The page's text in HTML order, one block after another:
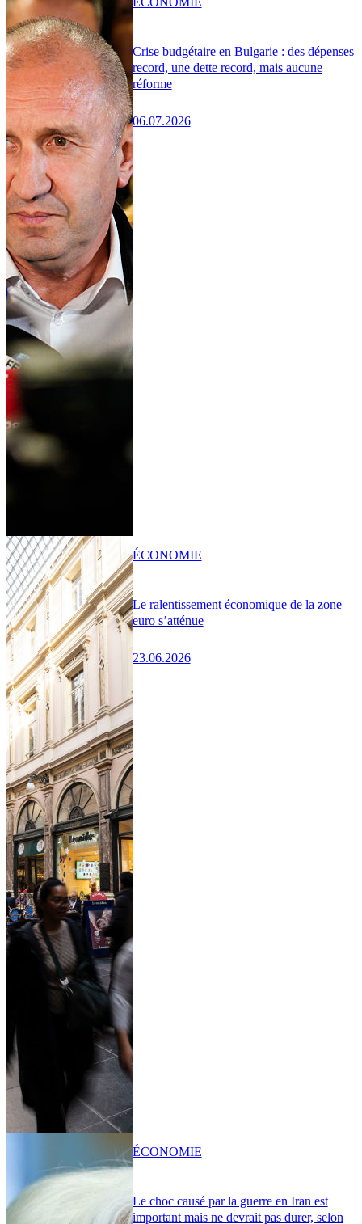
Crise budgétaire en Bulgarie : des dépenses
record, une dette record, mais aucune
réforme
06.07.2026
Le ralentissement économique de la zone
euro s’atténue
23.06.2026
ÉCONOMIE
Le choc causé par la guerre en Iran est
important mais ne devrait pas durer, selon
ÉCONOMIE